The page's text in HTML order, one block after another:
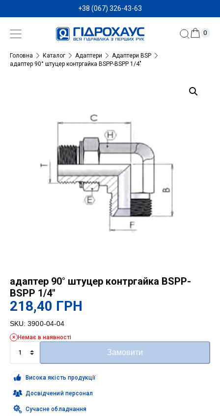
+38 (067) 326-43-63
0
Головна Каталог Адаптери
Адаптери BSP
адаптер 90° штуцер контргайка BSPP-BSPP 1/4″
адаптер 90° штуцер контргайка BSPP-
BSPP 1/4″
218,40 ГРН
SKU: 3900-04-04
Немає в наявності
90°
штуцер
контргайка
BSPP-
BSPP
1/4"
кількість
Замовити
Висока якість продукції
Досвідчений персонал
Сучасне обладнання